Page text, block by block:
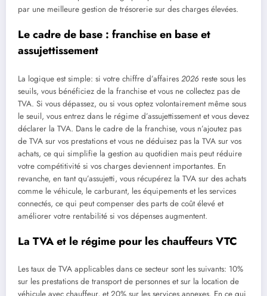
par une meilleure gestion de trésorerie sur des charges élevées.
Le cadre de base : franchise en base et
assujettissement
La logique est simple: si votre chiffre d’affaires 2026 reste sous les
seuils, vous bénéficiez de la franchise et vous ne collectez pas de
TVA. Si vous dépassez, ou si vous optez volontairement même sous
le seuil, vous entrez dans le régime d’assujettissement et vous devez
déclarer la TVA. Dans le cadre de la franchise, vous n’ajoutez pas
de TVA sur vos prestations et vous ne déduisez pas la TVA sur vos
achats, ce qui simplifie la gestion au quotidien mais peut réduire
votre compétitivité si vos charges deviennent importantes. En
revanche, en tant qu’assujetti, vous récupérez la TVA sur des achats
comme le véhicule, le carburant, les équipements et les services
connectés, ce qui peut compenser des parts de coût élevé et
améliorer votre rentabilité si vos dépenses augmentent.
La TVA et le régime pour les chauffeurs VTC
Les taux de TVA applicables dans ce secteur sont les suivants: 10%
sur les prestations de transport de personnes et sur la location de